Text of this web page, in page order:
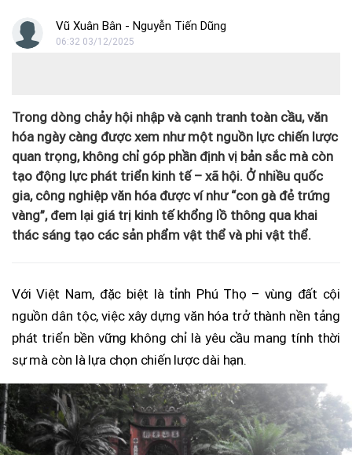
Vũ Xuân Bân - Nguyễn Tiến Dũng
06:32 03/12/2025
Trong dòng chảy hội nhập và cạnh tranh toàn cầu, văn
hóa ngày càng được xem như một nguồn lực chiến lược
quan trọng, không chỉ góp phần định vị bản sắc mà còn
tạo động lực phát triển kinh tế – xã hội. Ở nhiều quốc
gia, công nghiệp văn hóa được ví như “con gà đẻ trứng
vàng”, đem lại giá trị kinh tế khổng lồ thông qua khai
thác sáng tạo các sản phẩm vật thể và phi vật thể.
Với Việt Nam, đặc biệt là tỉnh Phú Thọ – vùng đất cội
nguồn dân tộc, việc xây dựng văn hóa trở thành nền tảng
phát triển bền vững không chỉ là yêu cầu mang tính thời
sự mà còn là lựa chọn chiến lược dài hạn.